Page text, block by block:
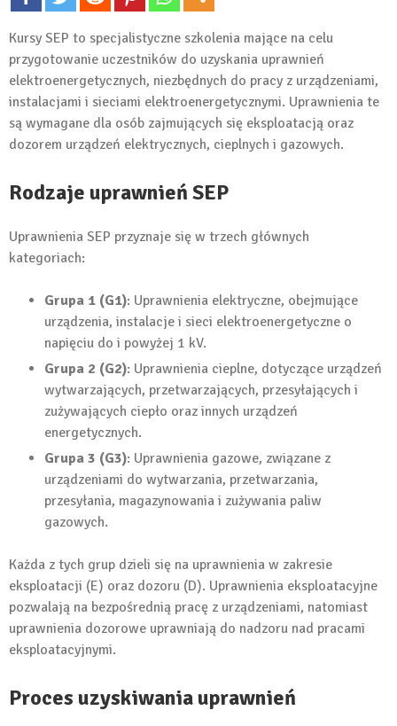
Kursy SEP to specjalistyczne szkolenia mające na celu
przygotowanie uczestników do uzyskania uprawnień
elektroenergetycznych, niezbędnych do pracy z urządzeniami,
instalacjami i sieciami elektroenergetycznymi. Uprawnienia te
są wymagane dla osób zajmujących się eksploatacją oraz
dozorem urządzeń elektrycznych, cieplnych i gazowych.
Rodzaje uprawnień SEP
Uprawnienia SEP przyznaje się w trzech głównych
kategoriach:
Grupa 1 (G1): Uprawnienia elektryczne, obejmujące
urządzenia, instalacje i sieci elektroenergetyczne o
napięciu do i powyżej 1 kV.
Grupa 2 (G2): Uprawnienia cieplne, dotyczące urządzeń
wytwarzających, przetwarzających, przesyłających i
zużywających ciepło oraz innych urządzeń
energetycznych.
Grupa 3 (G3): Uprawnienia gazowe, związane z
urządzeniami do wytwarzania, przetwarzania,
przesyłania, magazynowania i zużywania paliw
gazowych.
Każda z tych grup dzieli się na uprawnienia w zakresie
eksploatacji (E) oraz dozoru (D). Uprawnienia eksploatacyjne
pozwalają na bezpośrednią pracę z urządzeniami, natomiast
uprawnienia dozorowe uprawniają do nadzoru nad pracami
eksploatacyjnymi.
Proces uzyskiwania uprawnień